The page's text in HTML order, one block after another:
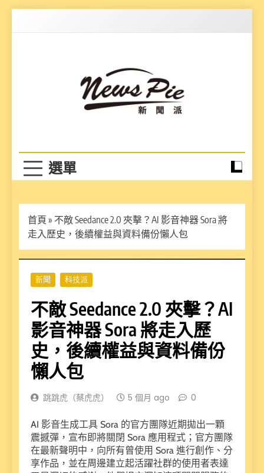
首頁 » 不敵 Seedance 2.0 夾擊？AI 影音神器 Sora 將
走入歷史，後續權益與資料備份懶人包
新聞 科技派
不敵 Seedance 2.0 夾擊？AI
影音神器 Sora 將走入歷
史，後續權益與資料備份
懶人包
跳跳虎（蔡虎虎） 5 個月 ago 0
AI 影音生成工具 Sora 的官方團隊近期拋出一顆
震撼彈，宣布即將關閉 Sora 應用程式；官方團隊
在最新聲明中，向所有曾使用 Sora 進行創作、分
享作品，並在周邊建立起活躍社群的使用者表達